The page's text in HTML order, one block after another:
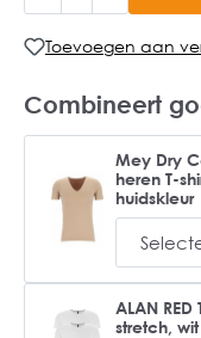
Toevoegen aan
Combineert
Mey Dry
heren T-
huidskleur
ALAN
stretch, wit